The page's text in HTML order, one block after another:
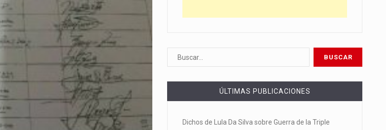
ÚLTIMAS PUBLICACIONES
Dichos de Lula Da Silva sobre Guerra de la Triple